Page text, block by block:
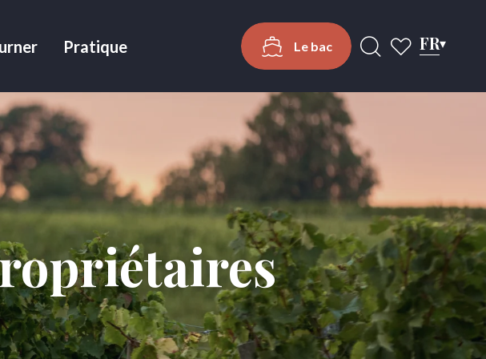
Le bac
FR
Pratique